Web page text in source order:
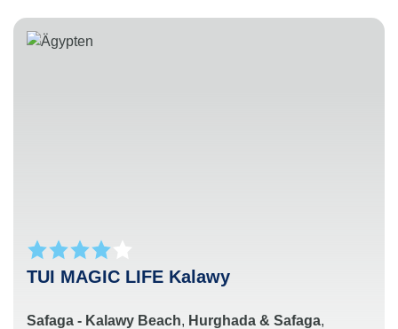
TUI MAGIC LIFE Kalawy
Safaga - Kalawy Beach, Hurghada & Safaga,